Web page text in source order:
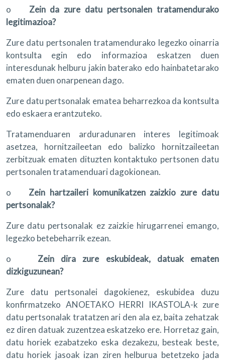
o Zein da zure datu pertsonalen tratamendurako
legitimazioa?
Zure datu pertsonalen tratamendurako legezko oinarria
kontsulta egin edo informazioa eskatzen duen
interesdunak helburu jakin baterako edo hainbatetarako
ematen duen onarpenean dago.
Zure datu pertsonalak ematea beharrezkoa da kontsulta
edo eskaera erantzuteko.
Tratamenduaren arduradunaren interes legitimoak
asetzea, hornitzaileetan edo balizko hornitzaileetan
zerbitzuak ematen dituzten kontaktuko pertsonen datu
pertsonalen tratamenduari dagokionean.
o Zein hartzaileri komunikatzen zaizkio zure datu
pertsonalak?
Zure datu pertsonalak ez zaizkie hirugarrenei emango,
legezko betebeharrik ezean.
o Zein dira zure eskubideak, datuak ematen
dizkiguzunean?
Zure datu pertsonalei dagokienez, eskubidea duzu
konfirmatzeko ANOETAKO HERRI IKASTOLA-k zure
datu pertsonalak tratatzen ari den ala ez, baita zehatzak
ez diren datuak zuzentzea eskatzeko ere. Horretaz gain,
datu horiek ezabatzeko eska dezakezu, besteak beste,
datu horiek jasoak izan ziren helburua betetzeko jada